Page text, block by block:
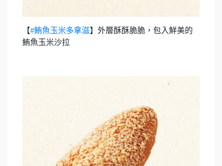
【#鮪魚玉米多拿滋】外層酥酥脆脆，包入鮮美的
鮪魚玉米沙拉